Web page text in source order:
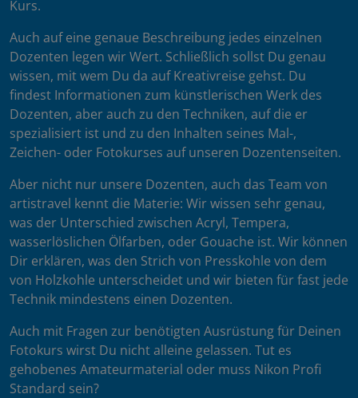
Kurs.
Auch auf eine genaue Beschreibung jedes einzelnen
Dozenten legen wir Wert. Schließlich sollst Du genau
wissen, mit wem Du da auf Kreativreise gehst. Du
findest Informationen zum künstlerischen Werk des
Dozenten, aber auch zu den Techniken, auf die er
spezialisiert ist und zu den Inhalten seines Mal-,
Zeichen- oder Fotokurses auf unseren Dozentenseiten.
Aber nicht nur unsere Dozenten, auch das Team von
artistravel kennt die Materie: Wir wissen sehr genau,
was der Unterschied zwischen Acryl, Tempera,
wasserlöslichen Ölfarben, oder Gouache ist. Wir können
Dir erklären, was den Strich von Presskohle von dem
von Holzkohle unterscheidet und wir bieten für fast jede
Technik mindestens einen Dozenten.
Auch mit Fragen zur benötigten Ausrüstung für Deinen
Fotokurs wirst Du nicht alleine gelassen. Tut es
gehobenes Amateurmaterial oder muss Nikon Profi
Standard sein?